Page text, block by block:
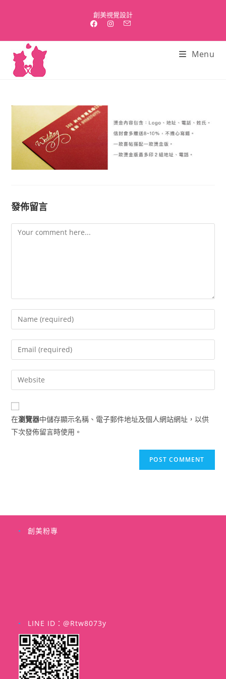
創美視覺設計
Menu
發佈留言
Comment
Enter
your
name
comment
Enter
your
email
address
comment
Enter
your
website
URL
(optional)
在瀏覽器中儲存顯示名稱、電子郵件地址及個人網站網址，以供
下次發佈留言時使用。
創美粉專
LINE ID：@rtw8073y